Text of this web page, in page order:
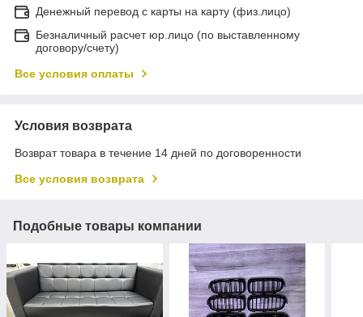
Денежный перевод с карты на карту (физ.лицо)
Безналичный расчет юр.лицо (по выставленному
договору/счету)
Все условия оплаты
Условия возврата
Возврат товара в течение 14 дней по договоренности
Все условия возврата
Подобные товары компании